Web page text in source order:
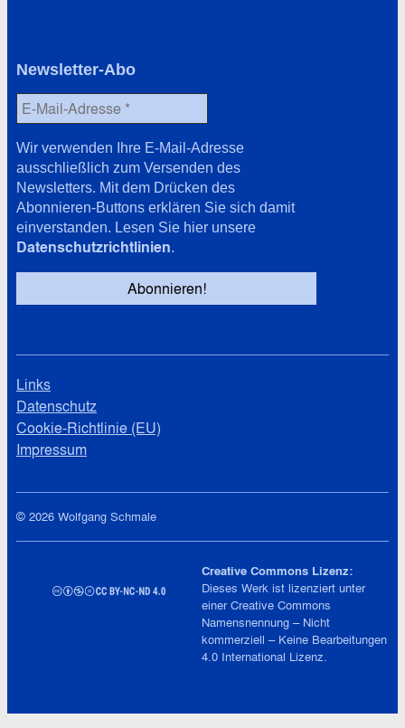
Newsletter-Abo
Wir verwenden Ihre E-Mail-Adresse
ausschließlich zum Versenden des
Newsletters. Mit dem Drücken des
Abonnieren-Buttons erklären Sie sich damit
einverstanden. Lesen Sie hier unsere
Datenschutzrichtlinien.
Links
Datenschutz
Cookie-Richtlinie (EU)
Impressum
© 2026 Wolfgang Schmale
Creative Commons Lizenz:
Dieses Werk ist lizenziert unter
einerCreative Commons
Namensnennung – Nicht
kommerziell – Keine Bearbeitungen
4.0 International Lizenz.